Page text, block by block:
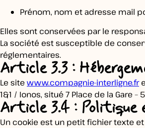
Prénom, nom et adresse mail
Elles sont conservées par le
La société est susceptible de
réglementaires.
Article 3.3 :
Le site www.compagnie-interligne.fr
1&1 / Ionos, situé 7 Place de la Gare
Article 3.4 : Politique
Un cookie est un petit fichier texte